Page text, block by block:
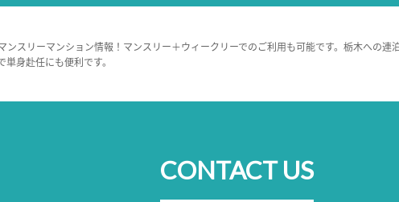
スリーマンション情報！マンスリー＋ウィークリーでのご利用も可能です。栃木への
身赴任にも便利です。
CONTACT US